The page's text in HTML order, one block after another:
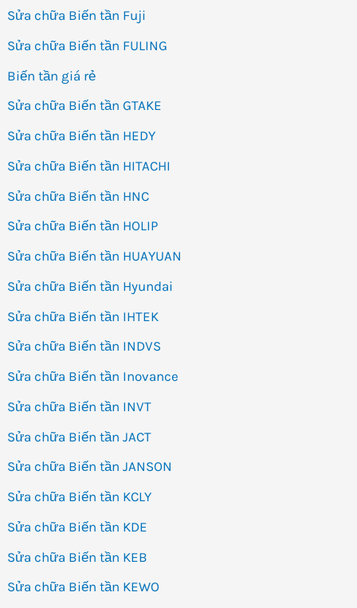
Sửa chữa Biến tần Fuji
Sửa chữa Biến tần FULING
Biến tần giá rẻ
Sửa chữa Biến tần GTAKE
Sửa chữa Biến tần HEDY
Sửa chữa Biến tần HITACHI
Sửa chữa Biến tần HNC
Sửa chữa Biến tần HOLIP
Sửa chữa Biến tần HUAYUAN
Sửa chữa Biến tần Hyundai
Sửa chữa Biến tần IHTEK
Sửa chữa Biến tần INDVS
Sửa chữa Biến tần Inovance
Sửa chữa Biến tần INVT
Sửa chữa Biến tần JACT
Sửa chữa Biến tần JANSON
Sửa chữa Biến tần KCLY
Sửa chữa Biến tần KDE
Sửa chữa Biến tần KEB
Sửa chữa Biến tần KEWO